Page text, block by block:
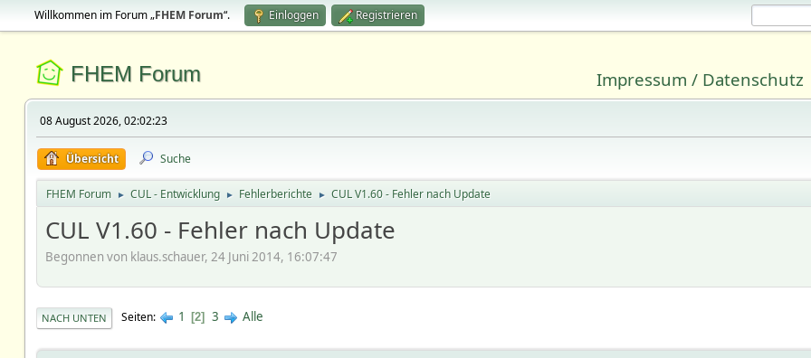
Willkommen im Forum „FHEM Forum“. Einloggen Registrieren
FHEM Forum Impressum / Datenschutz
08 August 2026, 02:02:23
Übersicht Suche
FHEM Forum ► CUL - Entwicklung ► Fehlerberichte ► CUL V1.60 - Fehler nach Update
CUL V1.60 - Fehler nach Update
Begonnen von klaus.schauer, 24 Juni 2014, 16:07:47
NACH UNTEN Seiten 1 2 3 Alle